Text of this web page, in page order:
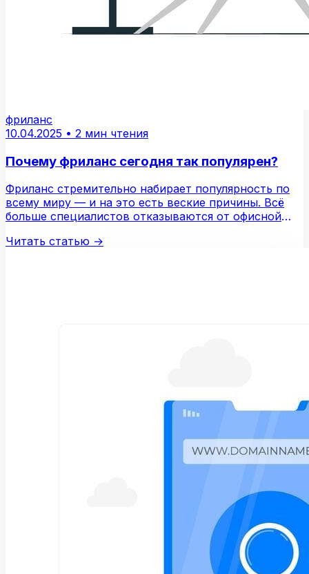
фриланс
10.04.2025 • 2 мин чтения
Почему фриланс сегодня так популярен?
Фриланс стремительно набирает популярность по
всему миру — и на это есть веские причины. Всё
больше специалистов отказываются от офисной
Читать статью →